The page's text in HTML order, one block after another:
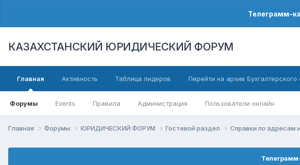
Телеграмм-
КАЗАХСТАНСКИЙ ЮРИДИЧЕСКИЙ ФОРУМ
Главная
Форумы Events Правила Администрация Пользователи онлайн
Активность Таблица лидеров Перейти на архив
Главная Форумы ЮРИДИЧЕСКИЙ ФОРУМ Гостевой раздел Справки по адресам